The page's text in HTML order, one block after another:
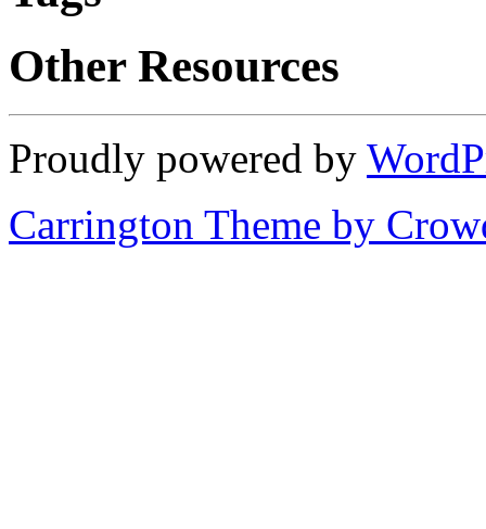
Other Resources
Proudly powered by
Carrington Theme by